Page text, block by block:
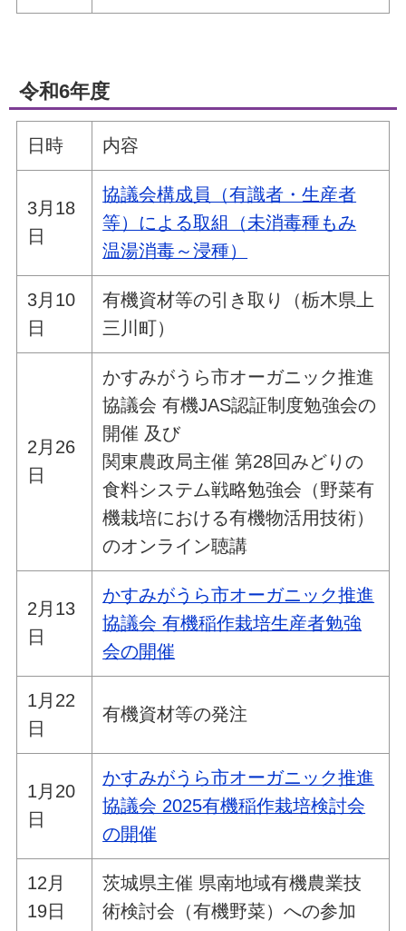
令和6年度
日時 内容
3月18
日
協議会構成員（有識者・生産者
等）による取組（未消毒種もみ
温湯消毒～浸種）
3月10
日
有機資材等の引き取り（栃木県上
三川町）
2月26
日
かすみがうら市オーガニック推進
協議会 有機JAS認証制度勉強会の
開催 及び
関東農政局主催 第28回みどりの
食料システム戦略勉強会（野菜有
機栽培における有機物活用技術）
のオンライン聴講
2月13
日
かすみがうら市オーガニック推進
協議会 有機稲作栽培生産者勉強
会の開催
1月22
日
有機資材等の発注
1月20
日
かすみがうら市オーガニック推進
協議会 2025有機稲作栽培検討会
の開催
12月
19日
茨城県主催 県南地域有機農業技
術検討会（有機野菜）への参加